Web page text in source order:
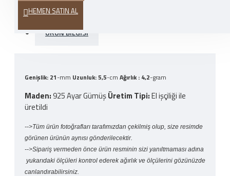
HEMEN SATIN AL
ÜRÜN BILGISI
Genişlik: 21-mm Uzunluk: 5,5-cm Ağırlık : 4,2-gram
Maden:925 Ayar GümüşÜretim Tipi:El işçiliği ile
üretildi
-->Tüm ürün fotoğrafları tarafımızdan çekilmiş olup, size resimde
görünen ürünün aynısı gönderilecektir.
-->Sipariş vermeden önce ürün resminin sizi yanıltmaması adına
yukarıdaki ölçüleri kontrol ederek ağırlık ve ölçülerini gözünüzde
canlandırabilirsiniz.